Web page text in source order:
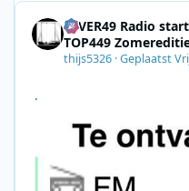
4EVER49 Radio
TOP449
thijs5326 ·Geplaatst
.